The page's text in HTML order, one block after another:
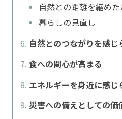
自然との距離を縮め
暮らしの見直し
自然とのつながりを感じ
食への関心が高まる
エネルギーを身近に感じ
災害への備えとしての価